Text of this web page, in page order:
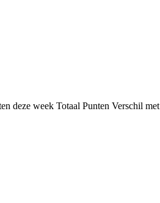
deze week Totaal Punten Verschil met